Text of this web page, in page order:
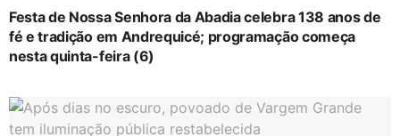
Festa de Nossa Senhora da Abadia celebra 138 anos de
fé e tradição em Andrequicé; programação começa
nesta quinta-feira (6)